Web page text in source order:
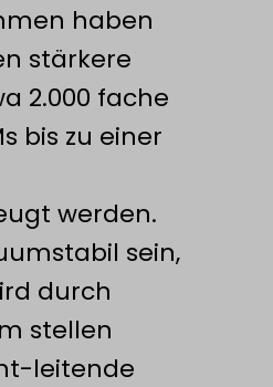
haben
stärkere
2.000 fache
bis zu einer
werden.
sein,
durch
stellen
leitende